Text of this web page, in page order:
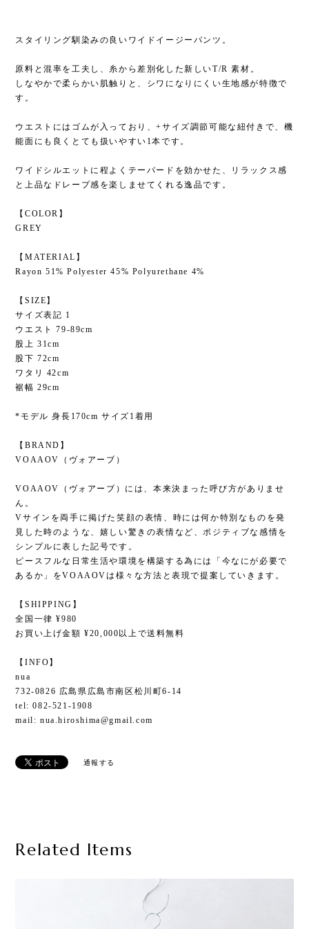
スタイリング馴染みの良いワイドイージーパンツ。
原料と混率を工夫し、糸から差別化した新しいT/R 素材。
しなやかで柔らかい肌触りと、シワになりにくい生地感が特徴で
す。
ウエストにはゴムが入っており、+サイズ調節可能な紐付きで、機
能面にも良くとても扱いやすい1本です。
ワイドシルエットに程よくテーパードを効かせた、リラックス感
と上品なドレープ感を楽しませてくれる逸品です。
【COLOR】
GREY
【MATERIAL】
Rayon 51% Polyester 45% Polyurethane 4%
【SIZE】
サイズ表記 1
ウエスト 79-89cm
股上 31cm
股下 72cm
ワタリ 42cm
裾幅 29cm
*モデル 身長170cm サイズ1着用
【BRAND】
VOAAOV（ヴォアーブ）
VOAAOV（ヴォアーブ）には、本来決まった呼び方がありませ
ん。
Vサインを両手に掲げた笑顔の表情、時には何か特別なものを発
見した時のような、嬉しい驚きの表情など、ポジティブな感情を
シンプルに表した記号です。
ピースフルな日常生活や環境を構築する為には「今なにが必要で
あるか」をVOAAOVは様々な方法と表現で提案していきます。
【SHIPPING】
全国一律 ¥980
お買い上げ金額 ¥20,000以上で送料無料
【INFO】
nua
732-0826 広島県広島市南区松川町6-14
tel: 082-521-1908
mail: nua.hiroshima@gmail.com
通報する
Related Items